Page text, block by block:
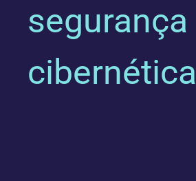
segurança
cibernética